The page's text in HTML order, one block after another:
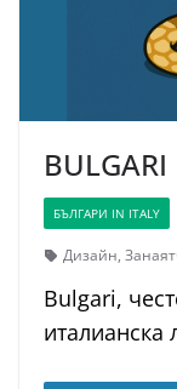
BULGARI
БЪЛГАРИ IN ITALY
Дизайн,
Bulgari,
италианска